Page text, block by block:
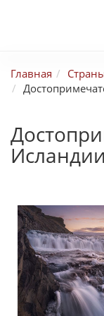
Главная
Исландии